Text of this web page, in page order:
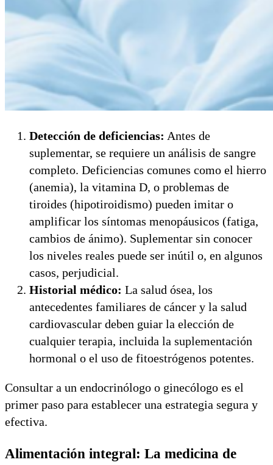
Detección de deficiencias: Antes de
suplementar, se requiere un análisis de sangre
completo. Deficiencias comunes como el hierro
(anemia), la vitamina D, o problemas de
tiroides (hipotiroidismo) pueden imitar o
amplificar los síntomas menopáusicos (fatiga,
cambios de ánimo). Suplementar sin conocer
los niveles reales puede ser inútil o, en algunos
casos, perjudicial.
Historial médico: La salud ósea, los
antecedentes familiares de cáncer y la salud
cardiovascular deben guiar la elección de
cualquier terapia, incluida la suplementación
hormonal o el uso de fitoestrógenos potentes.
Consultar a un endocrinólogo o ginecólogo es el
primer paso para establecer una estrategia segura y
efectiva.
Alimentación integral: La medicina de